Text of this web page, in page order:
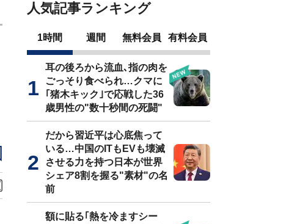
人気記事ランキング
1時間 週間 無料会員 有料会員
耳の後ろから流血､指の肉を
ごっそり食べられ…クマに
｢猪木キック｣で応戦した36
歳男性の"数十秒間の死闘"
だから習近平は心底焦って
いる…中国のITもEVも壊滅
させる力を持つ日本が世界
シェア8割を握る"素材"の名
前
額に貼る｢熱を冷ますシー